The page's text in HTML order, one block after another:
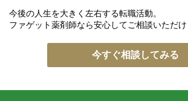
今後の人生を大きく左右する転職活動。
ファゲット薬剤師なら安心してご相談いただけ
今すぐ相談してみる